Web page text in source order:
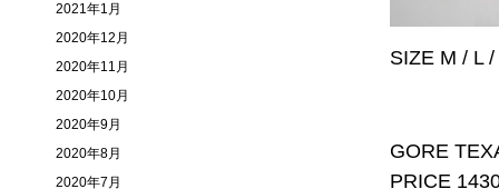
SIZE M / L
GORE
PRICE
2021年1月
2020年12月
2020年11月
2020年10月
2020年9月
2020年8月
2020年7月